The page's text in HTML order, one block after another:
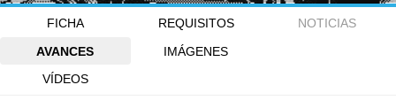
FICHA REQUISITOS
NOTICIAS
AVANCES
IMÁGENES
VÍDEOS